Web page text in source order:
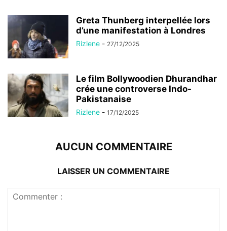
Greta Thunberg interpellée lors
d’une manifestation à Londres
Rizlene - 27/12/2025
Le film Bollywoodien Dhurandhar
crée une controverse Indo-
Pakistanaise
Rizlene - 17/12/2025
AUCUN COMMENTAIRE
LAISSER UN COMMENTAIRE